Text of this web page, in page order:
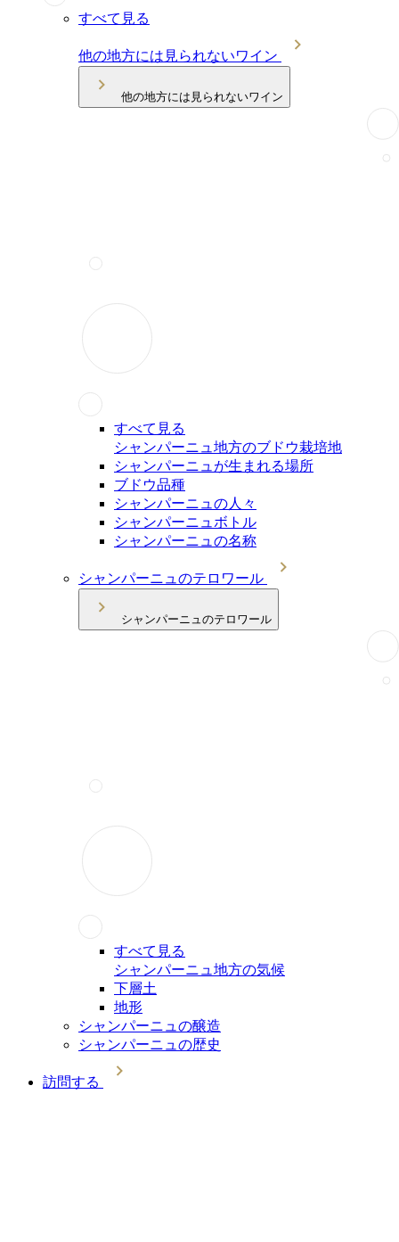
すべて見る
他の地方には見られないワイン
他の地方には見られないワイン
すべて見る
シャンパーニュ地方のブドウ栽培地
シャンパーニュが生まれる場所
ブドウ品種
シャンパーニュの人々
シャンパーニュボトル
シャンパーニュの名称
シャンパーニュのテロワール
シャンパーニュのテロワール
すべて見る
シャンパーニュ地方の気候
下層土
地形
シャンパーニュの醸造
シャンパーニュの歴史
訪問する